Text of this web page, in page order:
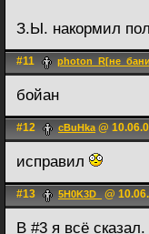
З.Ы. накормил
#11
бойан
#12 cBuHka@
исправил
#13 5H0K3D_ @
В #3 я всё сказал.